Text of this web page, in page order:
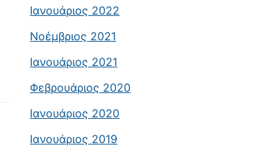
Ιανουάριος 2022
Νοέμβριος 2021
Ιανουάριος 2021
Φεβρουάριος 2020
Ιανουάριος 2020
Ιανουάριος 2019